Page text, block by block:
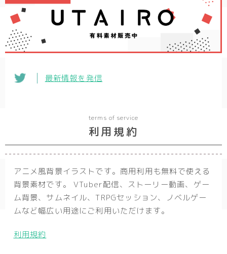
最新情報を発信
terms of service
利用規約
アニメ風背景イラストです。商用利用も無料で使える
背景素材です。 VTuber配信、ストーリー動画、ゲー
ム背景、サムネイル、TRPGセッション、ノベルゲー
ムなど幅広い用途にご利用いただけます。
利用規約